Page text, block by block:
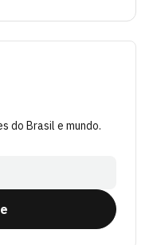
do Brasil e mundo.